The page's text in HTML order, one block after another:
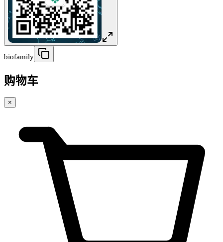
biofamily
购物车
×